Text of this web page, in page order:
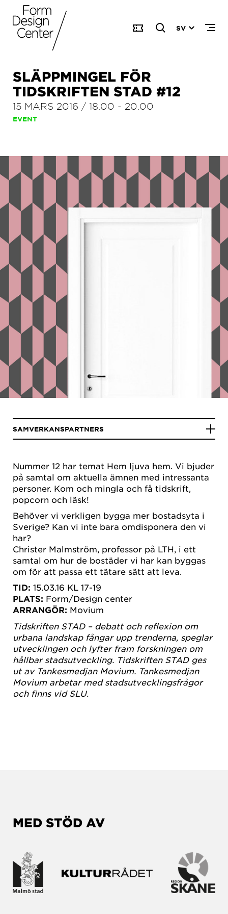
SV
SLÄPPMINGEL FÖR
TIDSKRIFTEN STAD #12
15 MARS 2016 / 18.00 - 20.00
EVENT
Nummer 12 har temat Hem ljuva hem. Vi bjuder
på samtal om aktuella ämnen med intressanta
personer. Kom och mingla och få tidskrift,
popcorn och läsk!
Behöver vi verkligen bygga mer bostadsyta i
Sverige? Kan vi inte bara omdisponera den vi
har?
Christer Malmström, professor på LTH, i ett
samtal om hur de bostäder vi har kan byggas
om för att passa ett tätare sätt att leva.
TID: 15.03.16 KL 17-19
PLATS: Form/Design center
ARRANGÖR: Movium
Tidskriften STAD – debatt och reflexion om
urbana landskap fångar upp trenderna, speglar
utvecklingen och lyfter fram forskningen om
hållbar stadsutveckling. Tidskriften STAD ges
ut av Tankesmedjan Movium. Tankesmedjan
Movium arbetar med stadsutvecklingsfrågor
och finns vid SLU.
SAMVERKANSPARTNERS
MED STÖD AV